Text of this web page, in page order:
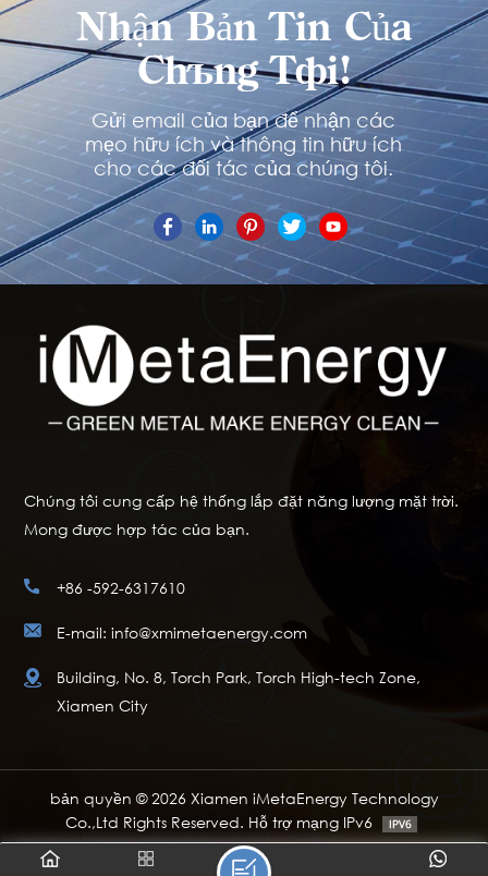
Nhận Bản Tin Của
Chúng Tôi!
Gửi email của bạn để nhận các
mẹo hữu ích và thông tin hữu ích
cho các đối tác của chúng tôi.
Chúng tôi cung cấp hệ thống lắp đặt năng lượng mặt trời.
Mong được hợp tác của bạn.
+86 -592-6317610
E-mail: info@xmimetaenergy.com
Building, No. 8, Torch Park, Torch High-tech Zone,
Xiamen City
bản quyền © 2026 Xiamen iMetaEnergy Technology
Co.,Ltd Rights Reserved. Hỗ trợ mạng IPv6